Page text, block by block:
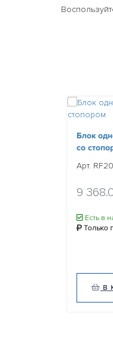
Блок
со
Арт.
9
Есть в
Только
В